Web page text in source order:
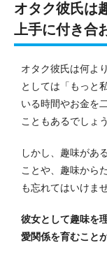
オタク彼氏は
上手に付き合
オタク彼氏は何よ
としては「もっと
いる時間やお金を
こともあるでしょう
しかし、趣味があ
ことや、趣味から
も忘れてはいけませ
彼女として趣味を
愛関係を育むこと